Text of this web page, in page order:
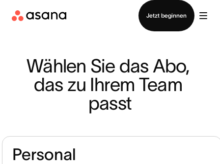
Jetzt beginnen
Vertrieb kontaktieren
Wählen Sie das Abo,
das zu Ihrem Team
passt
Personal